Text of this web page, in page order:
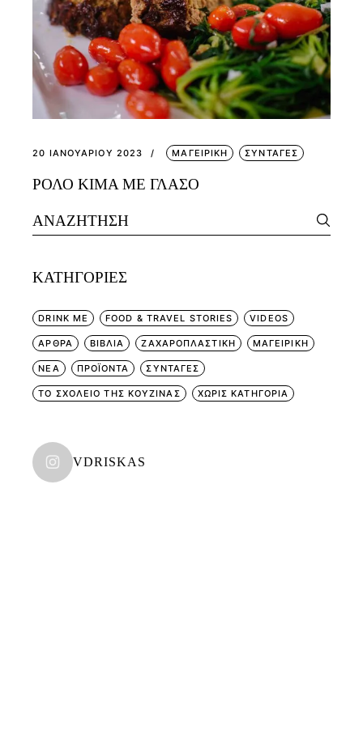
20 ΙΑΝΟΥΑΡΊΟΥ 2023 ΜΑΓΕΙΡΙΚΗ ΣΥΝΤΑΓΕΣ
ΡΟΛΟ ΚΙΜΑ ΜΕ ΓΛΑΣΟ
Search
for:
KΑΤΗΓΟΡΊΕΣ
DRINK ME FOOD & TRAVEL STORIES VIDEOS
ΑΡΘΡΑ ΒΙΒΛΙΑ ΖΑΧΑΡΟΠΛΑΣΤΙΚΗ ΜΑΓΕΙΡΙΚΗ
ΝΕΑ ΠΡΟΪΟΝΤΑ ΣΥΝΤΑΓΕΣ
ΤΟ ΣΧΟΛΕΙΟ ΤΗΣ ΚΟΥΖΙΝΑΣ ΧΩΡΊΣ ΚΑΤΗΓΟΡΊΑ
VDRISKAS